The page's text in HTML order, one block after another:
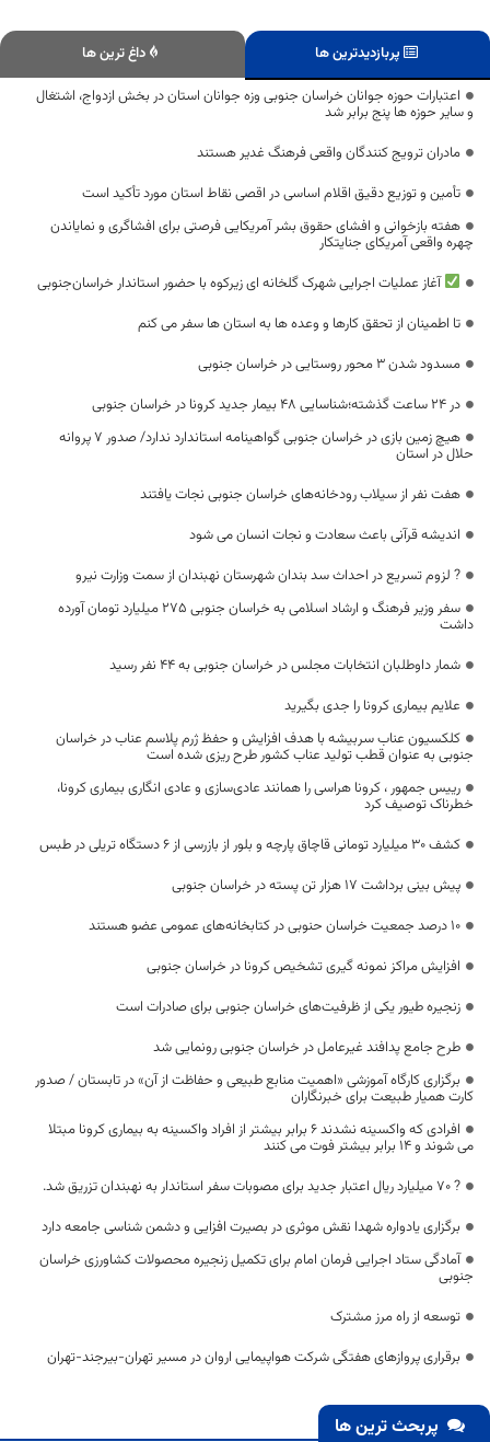
پربازدیدترین ها
داغ ترین ها
اعتبارات حوزه جوانان خراسان جنوبی وزه جوانان استان در بخش ازدواج، اشتغال
و سایر حوزه ها پنج برابر شد
مادران ترویج کنندگان واقعی فرهنگ غدیر هستند
تأمین و توزیع دقیق اقلام اساسی در اقصی نقاط استان مورد تأکید است
هفته بازخوانی و افشای حقوق بشر آمریکایی فرصتی برای افشاگری و نمایاندن
چهره واقعی آمریکای جنایتکار
آغاز عملیات اجرایی شهرک گلخانه ای زیرکوه با حضور استاندار خراسان‌جنوبی
تا اطمینان از تحقق کارها و وعده ها به استان ها سفر می کنم
مسدود شدن 3 محور روستایی در خراسان جنوبی
در 24 ساعت گذشته؛شناسایی 48 بیمار جدید کرونا در خراسان جنوبی
هیچ زمین بازی در خراسان جنوبی گواهینامه استاندارد ندارد/ صدور ۷ پروانه
حلال در استان
هفت نفر از سیلاب رودخانه‌های خراسان جنوبی نجات یافتند
اندیشه قرآنی باعث سعادت و نجات انسان می شود
? لزوم تسریع در احداث سد بندان شهرستان نهبندان از سمت وزارت نیرو
سفر وزیر فرهنگ و ارشاد اسلامی به خراسان جنوبی ۲۷۵ میلیارد تومان آورده
داشت
شمار داوطلبان انتخابات مجلس در خراسان جنوبی به ۴۴ نفر رسید
علایم بیماری کرونا را جدی بگیرید
کلکسیون عناب سربیشه با هدف افزایش و حفظ ژرم پلاسم عناب در خراسان
جنوبی به عنوان قطب تولید عناب کشور طرح ریزی شده است
رییس جمهور ، کرونا هراسی را همانند عادی‌سازی و عادی انگاری بیماری کرونا،
خطرناک توصیف کرد
کشف ۳۰ میلیارد تومانی قاچاق پارچه و بلور از بازرسی از ۶ دستگاه تریلی در طبس
پیش بینی برداشت ۱۷ هزار تن پسته در خراسان جنوبی
۱۰ درصد جمعیت خراسان حنوبی در کتابخانه‌های عمومی عضو هستند
افزایش مراکز نمونه گیری تشخیص کرونا در خراسان جنوبی
زنجیره طیور یکی از ظرفیت‌های خراسان جنوبی برای صادرات است
طرح جامع پدافند غیرعامل در خراسان ‌جنوبی رونمایی شد
برگزاری کارگاه آموزشی «اهمیت منابع طبیعی و حفاظت از آن» در تابستان / صدور
کارت همیار طبیعت برای خبرنگاران
افرادی که واکسینه نشدند ۶ برابر بیشتر از افراد واکسینه به بیماری کرونا مبتلا
می شوند و ۱۴ برابر بیشتر فوت می کنند
? ۷۰ میلیارد ریال اعتبار جدید برای مصوبات سفر استاندار به نهبندان تزریق شد.
برگزاری یادواره شهدا نقش موثری در بصیرت افزایی و دشمن شناسی جامعه دارد
آمادگی ستاد اجرایی فرمان امام برای تکمیل زنجیره محصولات کشاورزی خراسان
جنوبی
توسعه از راه مرز مشترک
برقراری پروازهای هفتگی شرکت هواپیمایی اروان در مسیر تهران-بیرجند-تهران
پربحث ترین ها